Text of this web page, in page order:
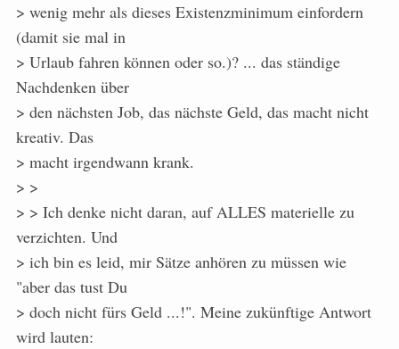
> wenig mehr als dieses Existenzminimum einfordern
(damit sie mal in
> Urlaub fahren können oder so.)? ... das ständige
Nachdenken über
> den nächsten Job, das nächste Geld, das macht nicht
kreativ. Das
> macht irgendwann krank.
> >
> > Ich denke nicht daran, auf ALLES materielle zu
verzichten. Und
> ich bin es leid, mir Sätze anhören zu müssen wie
"aber das tust Du
> doch nicht fürs Geld ...!". Meine zukünftige Antwort
wird lauten: